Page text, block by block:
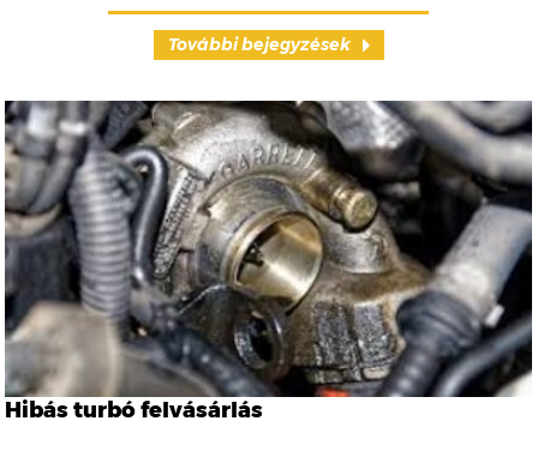
További bejegyzések
Hibás turbó felvásárlás